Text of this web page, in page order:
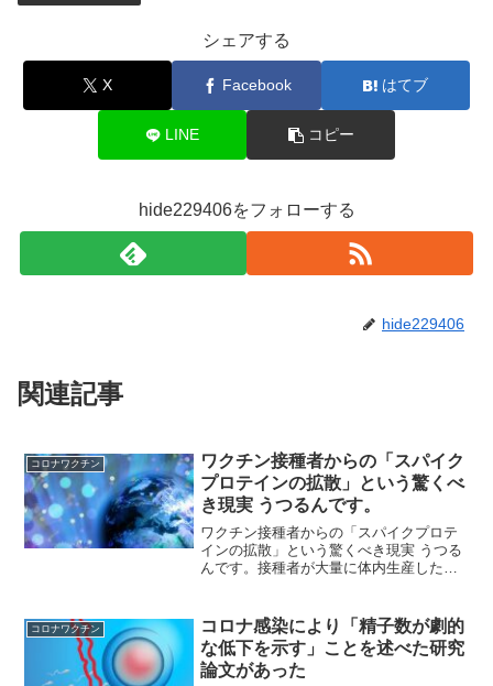
シェアする
X Facebook はてブ
LINE コピー
hide229406をフォローする
hide229406
関連記事
コロナワクチン
ワクチン接種者からの「スパイク
プロテインの拡散」という驚くべ
き現実 うつるんです。
ワクチン接種者からの「スパイクプロテ
インの拡散」という驚くべき現実 うつる
んです。接種者が大量に体内生産したス
は異物排除の為風邪様の症状を来す。知
っていましたか？これが...
コロナワクチン
コロナ感染により「精子数が劇的
な低下を示す」ことを述べた研究
論文があった